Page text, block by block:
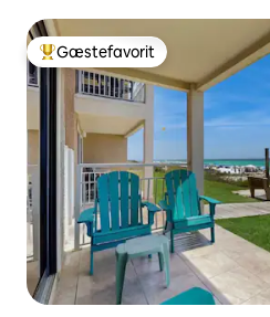
Bedste gæstefavorit
Gæstefavorit